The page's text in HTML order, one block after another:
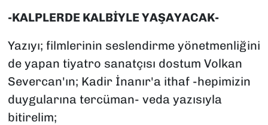
-KALPLERDE KALBİYLE YAŞAYACAK-
Yazıyı; filmlerinin seslendirme yönetmenliğini
de yapan tiyatro sanatçısı dostum Volkan
Severcan'ın; Kadir İnanır'a ithaf -hepimizin
duygularına tercüman- veda yazısıyla
bitirelim;